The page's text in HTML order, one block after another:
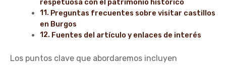
respetuosa con el patrimonio histórico
Preguntas frecuentes sobre visitar castillos
en Burgos
Fuentes del artículo y enlaces de interés
Los puntos clave que abordaremos incluyen